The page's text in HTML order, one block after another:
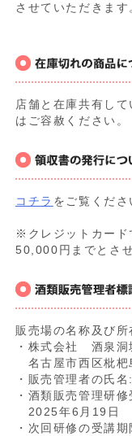
させていただきます
店舗と在庫共有し
はご容赦ください。
コチラ をご覧くださ
※クレジットカード
50,000円までとさ
販売場の名称及び所
・株式会社 酒泉洞
名古屋市西区枇杷
・販売管理者の氏
・酒類販売管理研修
2025年6月19日
・次回研修の受講期